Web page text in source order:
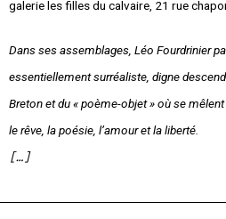
galerie les filles du calvaire, 21 rue
Dans ses assemblages, Léo Fourdrinier
essentiellement surréaliste, digne
Breton et du « poème-objet » où se
le rêve, la poésie, l’amour et la liberté.
[…]